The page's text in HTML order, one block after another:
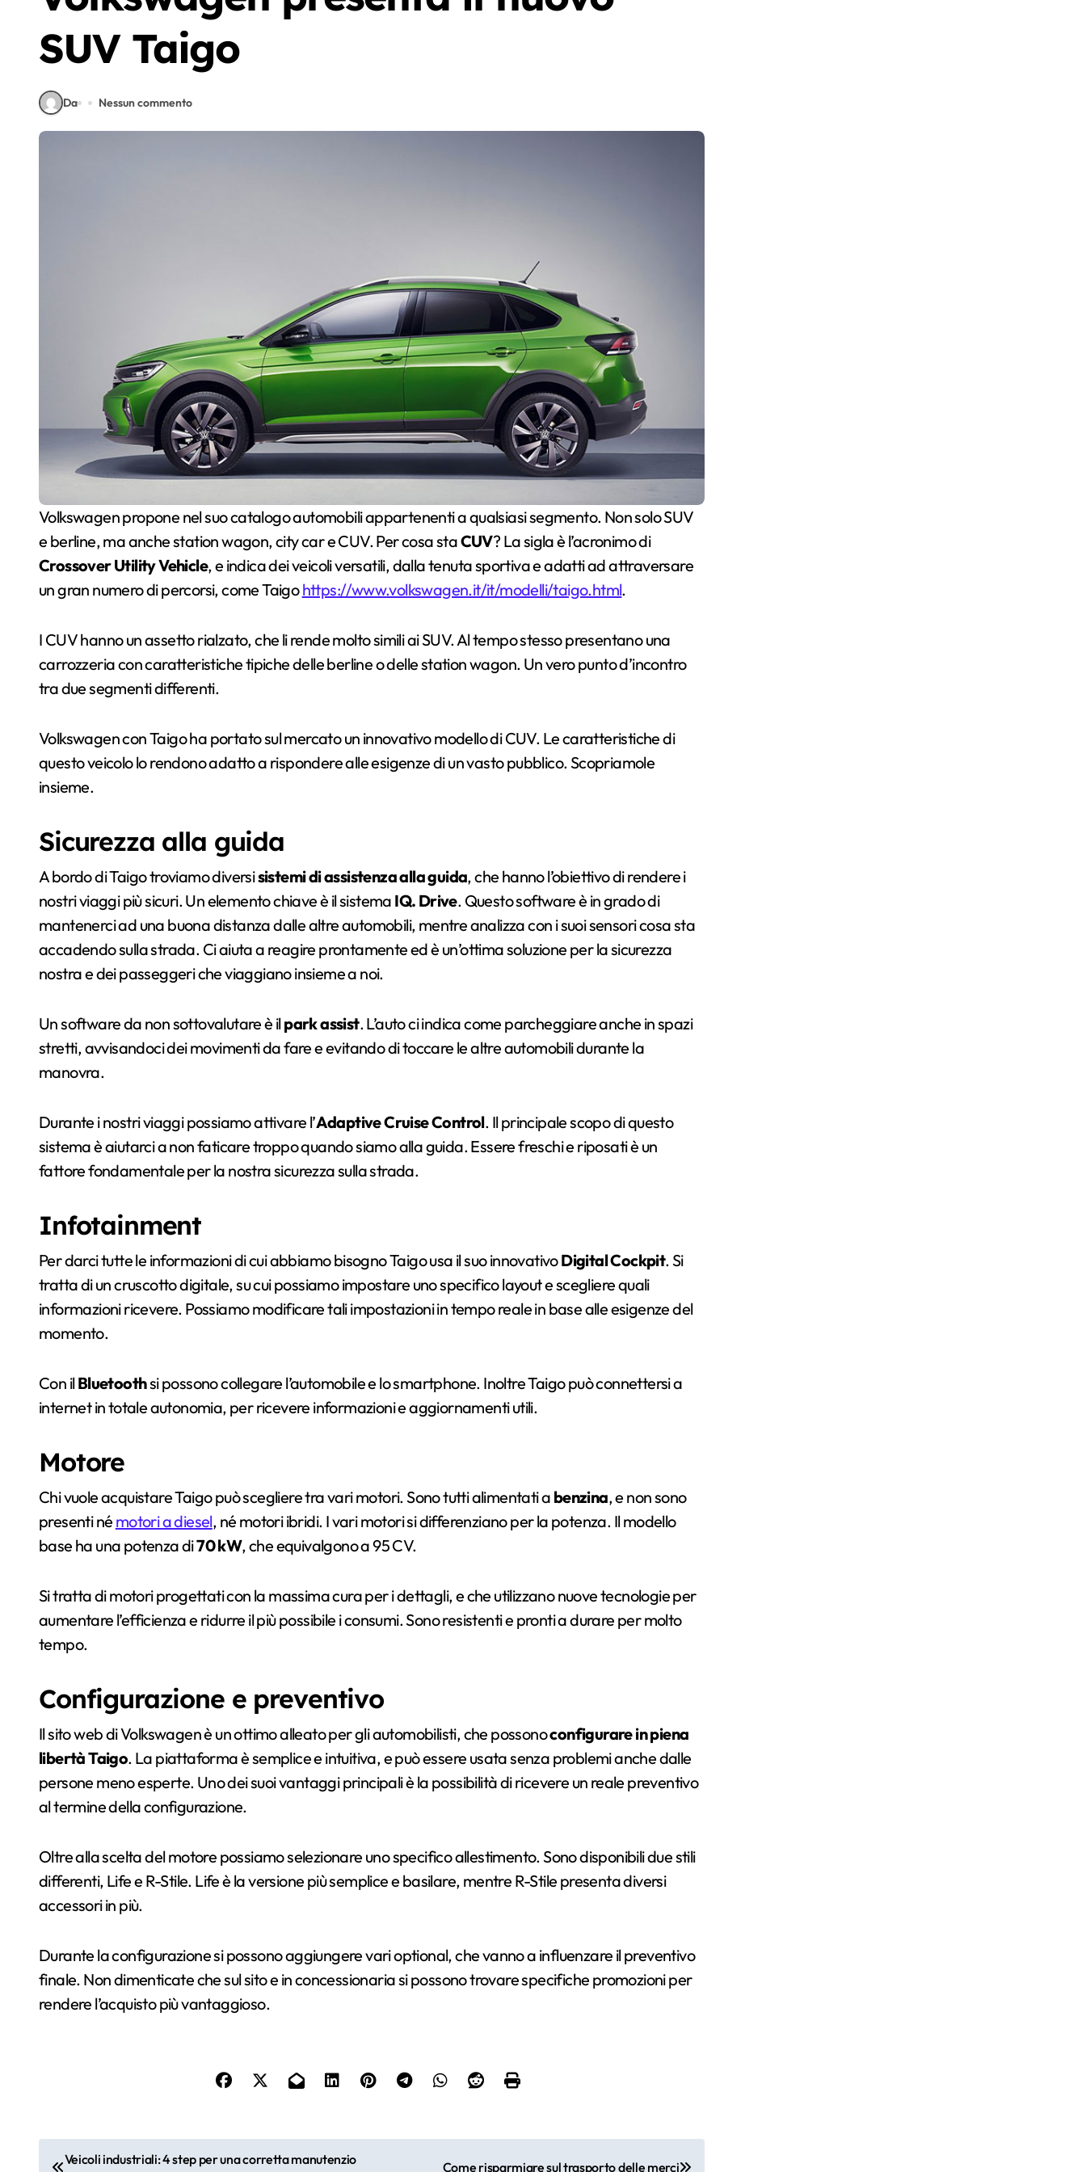
SUV Taigo
Da Nessun commento
Volkswagen propone nel suo catalogo automobili appartenenti a qualsiasi segmento. Non solo SUV
e berline, ma anche station wagon, city car e CUV. Per cosa staCUV? La sigla è l’acronimo di
Crossover Utility Vehicle, e indica dei veicoli versatili, dalla tenuta sportiva e adatti ad attraversare
un gran numero di percorsi, come Taigohttps://www.volkswagen.it/it/modelli/taigo.html.
I CUV hanno un assetto rialzato, che li rende molto simili ai SUV. Al tempo stesso presentano una
carrozzeria con caratteristiche tipiche delle berline o delle station wagon. Un vero punto d’incontro
tra due segmenti differenti.
Volkswagen con Taigo ha portato sul mercato un innovativo modello di CUV. Le caratteristiche di
questo veicolo lo rendono adatto a rispondere alle esigenze di un vasto pubblico. Scopriamole
insieme.
Sicurezza alla guida
A bordo di Taigo troviamo diversisistemi di assistenza alla guida, che hanno l’obiettivo di rendere i
nostri viaggi più sicuri. Un elemento chiave è il sistema IQ. Drive. Questo software è in grado di
mantenerci ad una buona distanza dalle altre automobili, mentre analizza con i suoi sensori cosa sta
accadendo sulla strada. Ci aiuta a reagire prontamente ed è un’ottima soluzione per la sicurezza
nostra e dei passeggeri che viaggiano insieme a noi.
Un software da non sottovalutare è ilpark assist. L’auto ci indica come parcheggiare anche in spazi
stretti, avvisandoci dei movimenti da fare e evitando di toccare le altre automobili durante la
manovra.
Durante i nostri viaggi possiamo attivare l’Adaptive Cruise Control. Il principale scopo di questo
sistema è aiutarci a non faticare troppo quando siamo alla guida. Essere freschi e riposati è un
fattore fondamentale per la nostra sicurezza sulla strada.
Infotainment
Per darci tutte le informazioni di cui abbiamo bisogno Taigo usa il suo innovativoDigital Cockpit. Si
tratta di un cruscotto digitale, su cui possiamo impostare uno specifico layout e scegliere quali
informazioni ricevere. Possiamo modificare tali impostazioni in tempo reale in base alle esigenze del
momento.
Con ilBluetoothsi possono collegare l’automobile e lo smartphone. Inoltre Taigo può connettersi a
internet in totale autonomia, per ricevere informazioni e aggiornamenti utili.
Motore
Chi vuole acquistare Taigo può scegliere tra vari motori. Sono tutti alimentati a benzina, e non sono
presenti né motori a diesel, né motori ibridi. I vari motori si differenziano per la potenza. Il modello
base ha una potenza di70 kW, che equivalgono a 95 CV.
Si tratta di motori progettati con la massima cura per i dettagli, e che utilizzano nuove tecnologie per
aumentare l’efficienza e ridurre il più possibile i consumi. Sono resistenti e pronti a durare per molto
tempo.
Configurazione e preventivo
Il sito web di Volkswagen è un ottimo alleato per gli automobilisti, che possonoconfigurare in piena
libertà Taigo. La piattaforma è semplice e intuitiva, e può essere usata senza problemi anche dalle
persone meno esperte. Uno dei suoi vantaggi principali è la possibilità di ricevere un reale preventivo
al termine della configurazione.
Oltre alla scelta del motore possiamo selezionare uno specifico allestimento. Sono disponibili due stili
differenti, Life e R-Stile. Life è la versione più semplice e basilare, mentre R-Stile presenta diversi
accessori in più.
Durante la configurazione si possono aggiungere vari optional, che vanno a influenzare il preventivo
finale. Non dimenticate che sul sito e in concessionaria si possono trovare specifiche promozioni per
rendere l’acquisto più vantaggioso.
N Veicoli industriali: 4 step per una corretta manutenzio
Come risparmiare sul trasporto delle merci